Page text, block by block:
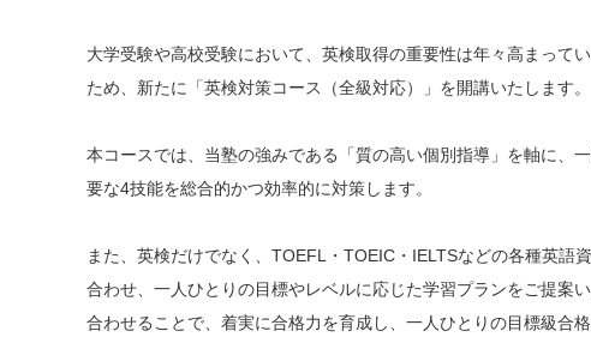
大学受験や高校受験において、英検取得の重要性は年々高まって
ため、新たに「英検対策コース（全級対応）」を開講いたします。
本コースでは、当塾の強みである「質の高い個別指導」を軸に、
要な4技能を総合的かつ効率的に対策します。
また、英検だけでなく、TOEFL・TOEIC・IELTSなどの各種英語
合わせ、一人ひとりの目標やレベルに応じた学習プランをご提案
合わせることで、着実に合格力を育成し、一人ひとりの目標級合